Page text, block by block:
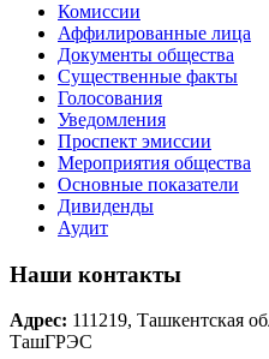
Комиссии
Аффилированные лица
Документы общества
Существенные факты
Голосования
Уведомления
Проспект эмиссии
Мероприятия общества
Основные показатели
Дивиденды
Аудит
Наши контакты
Адрес: 111219, Ташкентская
ТашГРЭС